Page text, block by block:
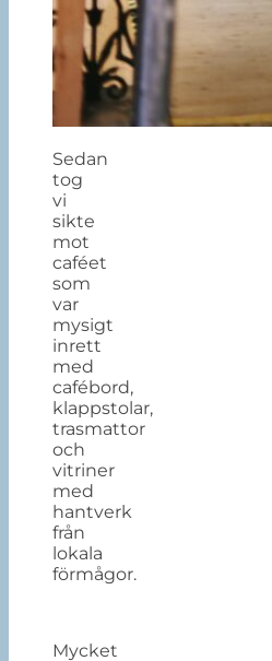
Sedan
tog
vi
sikte
mot
caféet
som
var
mysigt
inrett
med
cafébord,
klappstolar,
trasmattor
och
vitriner
med
hantverk
från
lokala
förmågor.
Mycket